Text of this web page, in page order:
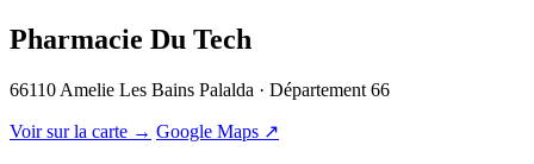
Pharmacie Du Tech
66110 Amelie Les Bains Palalda · Département 66
Voir sur la carte → Google Maps ↗